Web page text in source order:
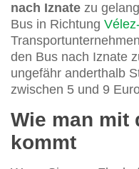
nach Iznate zu
Bus in Richtung
den Bus nach Iznate
ungefähr anderthalb
zwischen 5 und 9
Wie man mit
kommt